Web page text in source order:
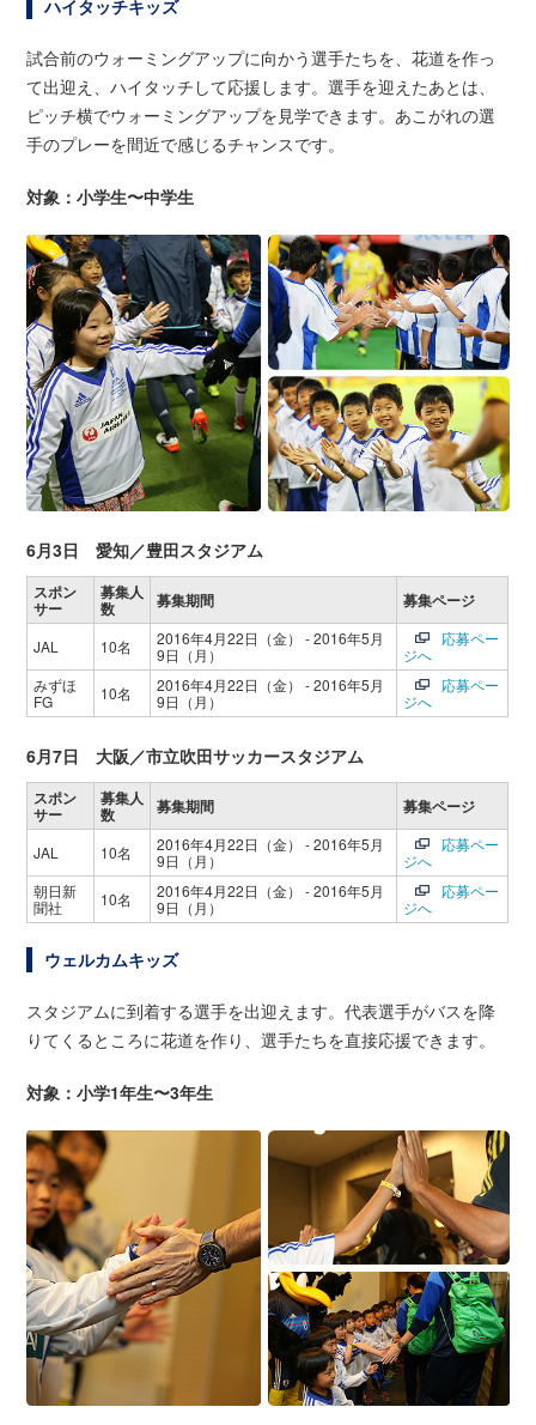
ハイタッチキッズ
試合前のウォーミングアップに向かう選手たちを、花道を作っ
て出迎え、ハイタッチして応援します。選手を迎えたあとは、
ピッチ横でウォーミングアップを見学できます。あこがれの選
手のプレーを間近で感じるチャンスです。
対象：小学生〜中学生
6月3日 愛知／豊田スタジアム
スポン
サー
募集人
数 募集期間 募集ページ
JAL 10名
2016年4月22日（金） - 2016年5月
9日（月）
応募ペー
ジへ
みずほ
FG
10名
2016年4月22日（金） - 2016年5月
9日（月）
応募ペー
ジへ
6月7日 大阪／市立吹田サッカースタジアム
スポン
サー
募集人
数 募集期間 募集ページ
JAL 10名
2016年4月22日（金） - 2016年5月
9日（月）
応募ペー
ジへ
朝日新
聞社
10名
2016年4月22日（金） - 2016年5月
9日（月）
応募ペー
ジへ
ウェルカムキッズ
スタジアムに到着する選手を出迎えます。代表選手がバスを降
りてくるところに花道を作り、選手たちを直接応援できます。
対象：小学1年生〜3年生